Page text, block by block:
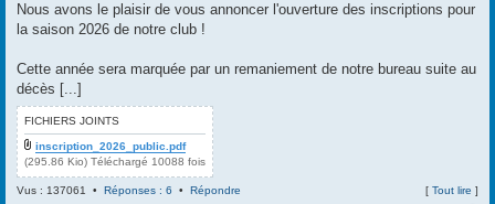
d
e
i
e
r
m
e
s
s
a
g
r
(
j
o
i
n
t
(
s
)
Nous avons le plaisir de vous annoncer l'ouverture des inscriptions pour
la saison 2026 de notre club !
Cette année sera marquée par un remaniement de notre bureau suite au
décès [...]
FICHIERS JOINTS
inscription_2026_public.pdf
(295.86 Kio) Téléchargé 10088 fois
Vus : 137061 • Réponses : 6 • Répondre [ Tout lire ]